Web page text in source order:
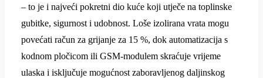
– to je i najveći pokretni dio kuće koji utječe na toplinske
gubitke, sigurnost i udobnost. Loše izolirana vrata mogu
povećati račun za grijanje za 15 %, dok automatizacija s
kodnom pločicom ili GSM-modulem skraćuje vrijeme
ulaska i isključuje mogućnost zaboravljenog daljinskog